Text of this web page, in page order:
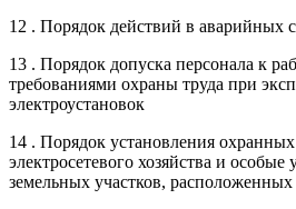
12 . Порядок действий в аварийных
13 . Порядок допуска персонала к
требованиями охраны труда при
электроустановок
14 . Порядок установления охранных
электросетевого хозяйства и особые
земельных участков,